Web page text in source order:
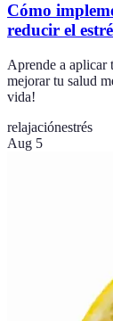
Cómo
reducir el
Aprende a aplicar
mejorar tu salud
vida!
relajaciónestrés
Aug 5